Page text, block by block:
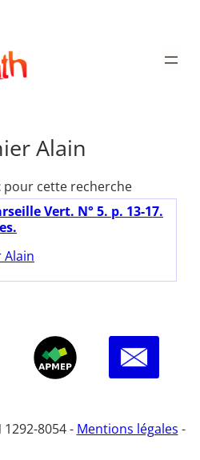
Alain
pour cette recherche
Vert. N° 5. p. 13-17.
Alain
1292-8054 - Mentions légales -